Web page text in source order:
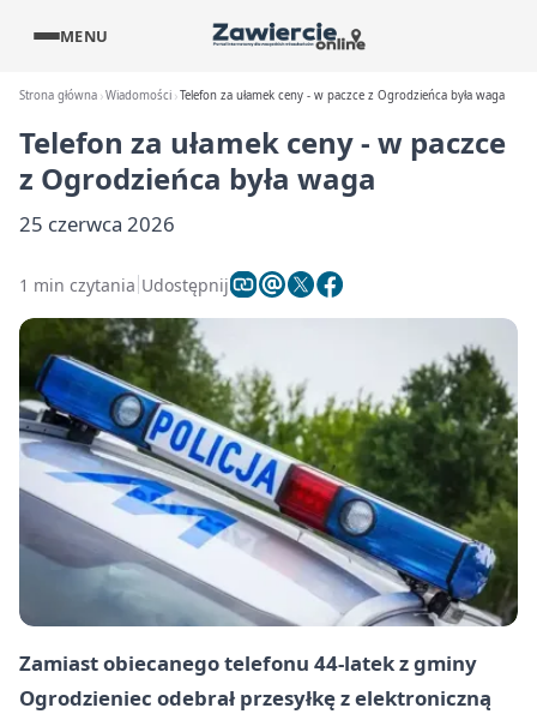
MENU
Strona główna Wiadomości Telefon za ułamek ceny - w paczce z Ogrodzieńca była waga
Telefon za ułamek ceny - w paczce
z Ogrodzieńca była waga
25 czerwca 2026
1 min czytania Udostępnij
Zamiast obiecanego telefonu 44-latek z gminy
Ogrodzieniec odebrał przesyłkę z elektroniczną